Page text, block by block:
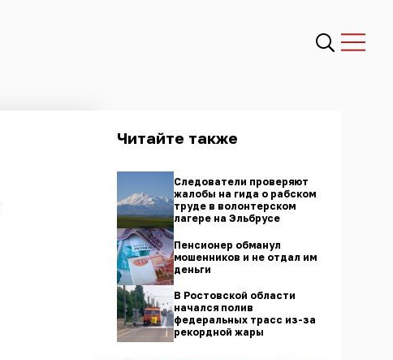
Читайте также
Следователи проверяют
жалобы на гида о рабском
труде в волонтерском
лагере на Эльбрусе
Пенсионер обманул
мошенников и не отдал им
деньги
В Ростовской области
начался полив
федеральных трасс из-за
рекордной жары